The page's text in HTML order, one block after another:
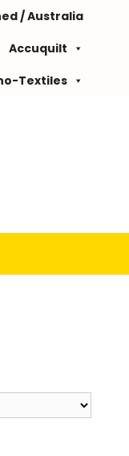
/ Australia
Accuquilt
Textiles